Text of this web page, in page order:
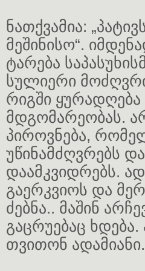
ნათქვამია:
მეშინისო“.
ტარება
სულიერი
რიგში
მდგომარეობას.
პიროვნება,
უწინამძღვრებს
დაამკვიდრებს.
გაერკვიოს და
ძებნა.. მაშინ
გაცრუებაც ხდება.
თვითონ ადამიანი.